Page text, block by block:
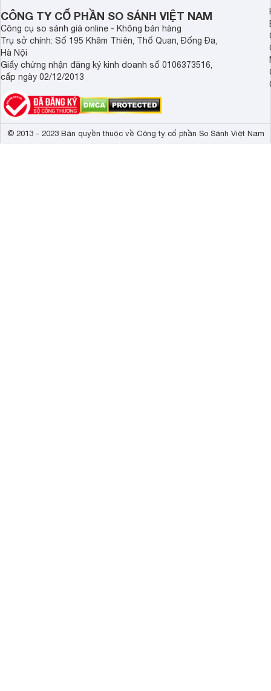
CÔNG TY CỔ PHẦN SO SÁNH VIỆT NAM
Công cụ so sánh giá online - Không bán hàng
Trụ sở chính: Số 195 Khâm Thiên, Thổ Quan, Đống Đa,
Hà Nội
Giấy chứng nhận đăng ký kinh doanh số 0106373516,
cấp ngày 02/12/2013
© 2013 - 2023 Bản quyền thuộc về Công ty cổ phần So Sánh Việt Nam